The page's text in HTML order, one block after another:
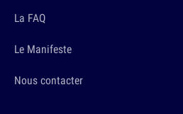
La FAQ
Le Manifeste
Nous contacter